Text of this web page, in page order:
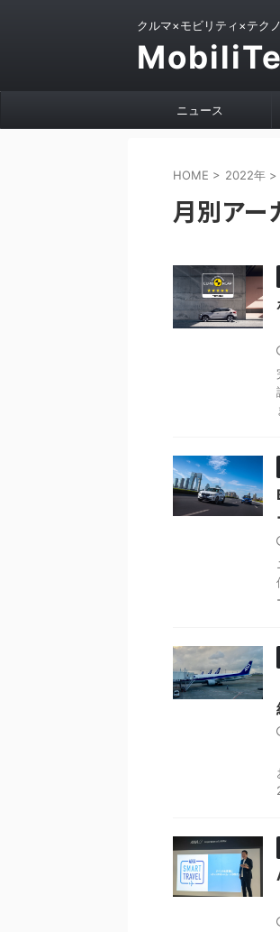
クルマ×モビリティ×テク
ニュース
HOME > 2022年 >
月別アー